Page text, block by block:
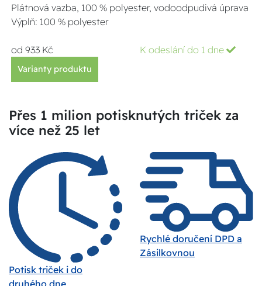
Plátnová vazba, 100 % polyester, vodoodpudivá úprava
Výplň: 100 % polyester
od 933 Kč K odeslání do 1 dne
Varianty produktu
Přes 1 milion potisknutých triček za
více než 25 let
Potisk triček i do
druhého dne
Rychlé doručení DPD a
Zásilkovnou